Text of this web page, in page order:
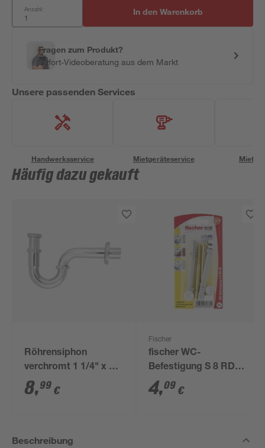
Anzahl: In den Warenkorb
Fragen zum Produkt?
Sofort-Videoberatung aus dem Markt
Unsere passenden Services
Handwerksservice Mietgeräteservice
Häufig dazu gekauft
Röhrensiphon
verchromt 1 1/4" x 32
mm
8,99 €
Fischer
fischer WC-
Befestigung S 8 RD
80 2 Stück
4,09 €
Beschreibung